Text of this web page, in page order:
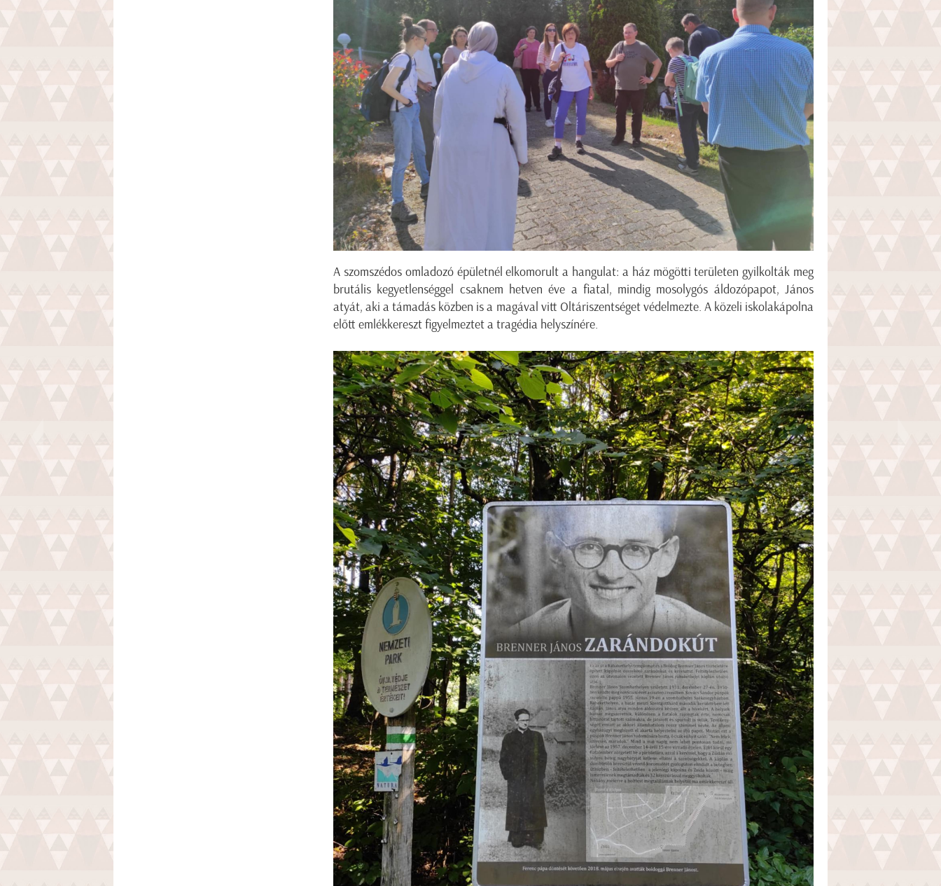
A szomszédos omladozó épületnél elkomorult a hangulat: a ház mögötti területen gyilkolták meg
brutális kegyetlenséggel csaknem hetven éve a fiatal, mindig mosolygós áldozópapot, János
atyát, aki a támadás közben is a magával vitt Oltáriszentséget védelmezte. A közeli iskolakápolna
előtt emlékkereszt figyelmeztet a tragédia helyszínére.